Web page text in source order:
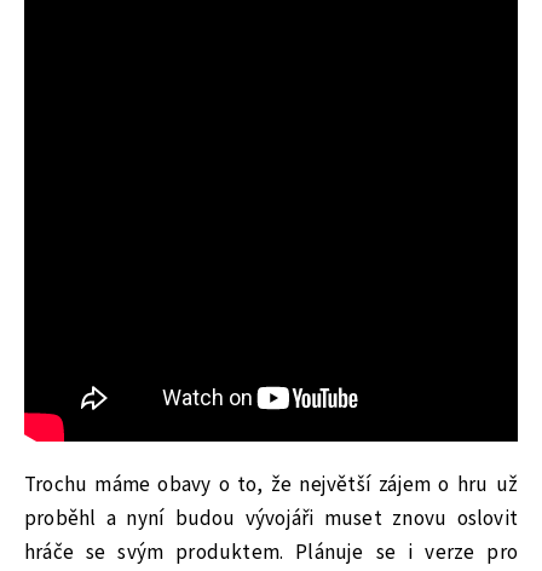
Trochu máme obavy o to, že největší zájem o hru už
proběhl a nyní budou vývojáři muset znovu oslovit
hráče se svým produktem. Plánuje se i verze pro